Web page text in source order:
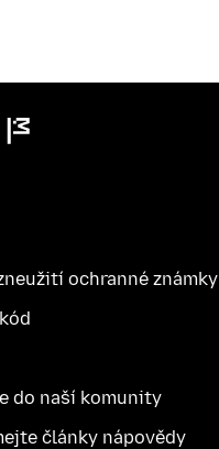
ochranné známky
do naší komunity
články nápovědy